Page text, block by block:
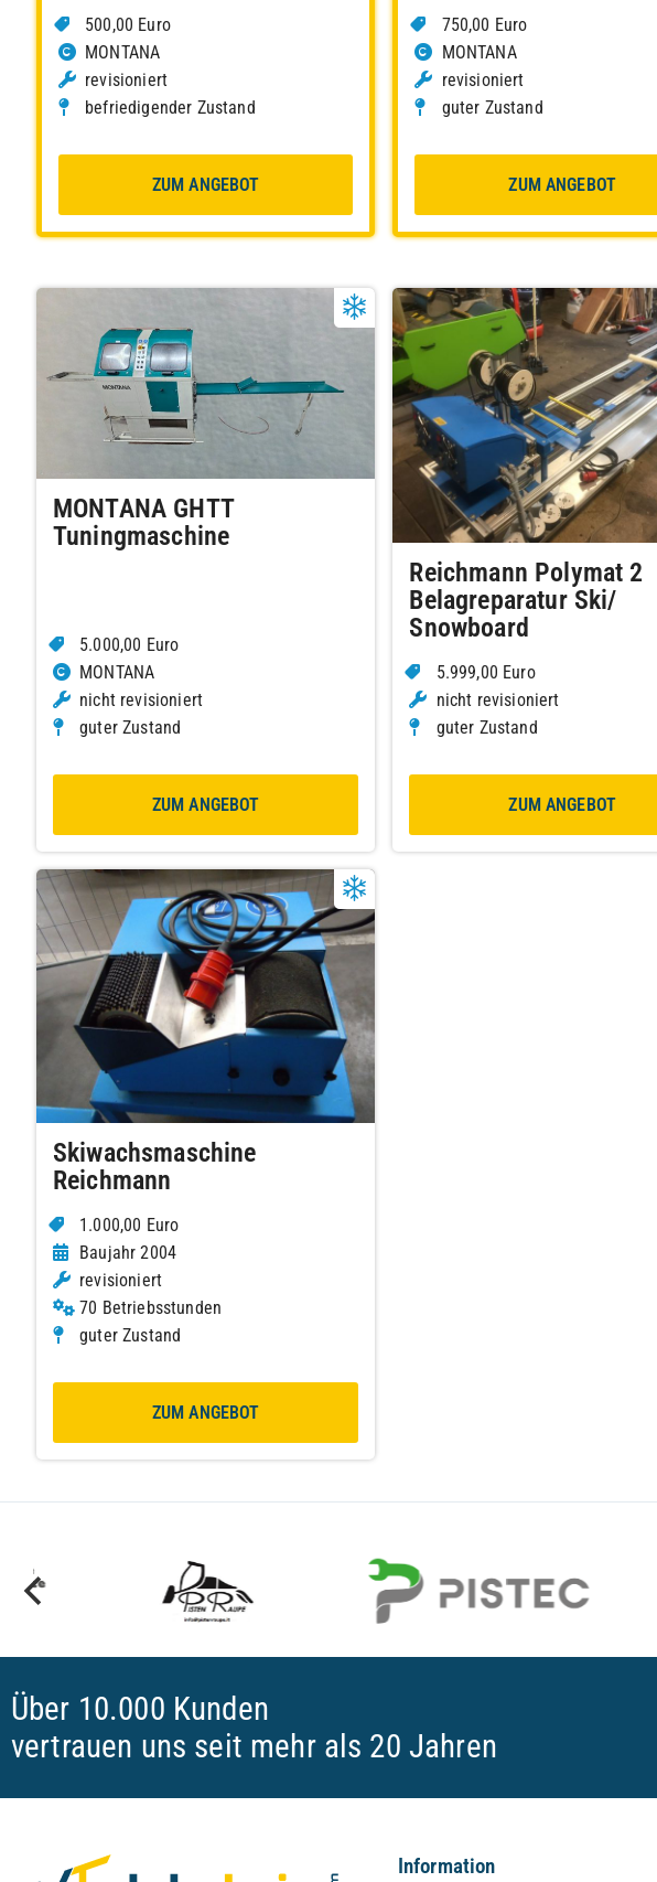
500,00 Euro
MONTANA
revisioniert
befriedigender Zustand
ZUM ANGEBOT
750,00 Euro
MONTANA
revisioniert
guter Zustand
ZUM ANGEBOT
MONTANA GHTT
Tuningmaschine
5.000,00 Euro
MONTANA
nicht revisioniert
guter Zustand
ZUM ANGEBOT
Reichmann Polymat 2
Belagreparatur Ski/
Snowboard
5.999,00 Euro
nicht revisioniert
guter Zustand
ZUM ANGEBOT
Skiwachsmaschine
Reichmann
1.000,00 Euro
Baujahr 2004
revisioniert
70 Betriebsstunden
guter Zustand
ZUM ANGEBOT
Über 10.000 Kunden
vertrauen uns seit mehr als 20 Jahren
Information